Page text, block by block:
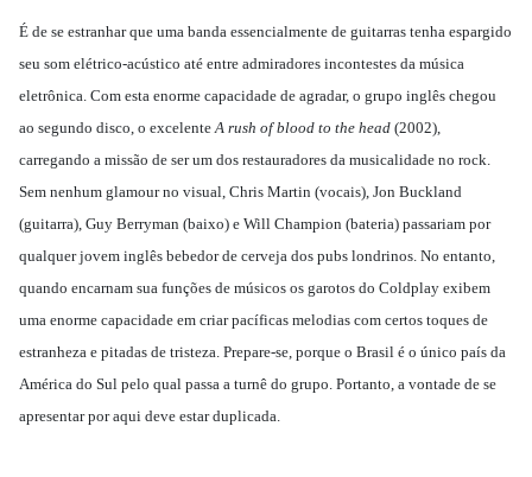
É de se estranhar que uma banda essencialmente de guitarras tenha espargido
seu som elétrico-acústico até entre admiradores incontestes da música
eletrônica. Com esta enorme capacidade de agradar, o grupo inglês chegou
ao segundo disco, o excelenteA rush of blood to the head (2002),
carregando a missão de ser um dos restauradores da musicalidade no rock.
Sem nenhum glamour no visual, Chris Martin (vocais), Jon Buckland
(guitarra), Guy Berryman (baixo) e Will Champion (bateria) passariam por
qualquer jovem inglês bebedor de cerveja dos pubs londrinos. No entanto,
quando encarnam sua funções de músicos os garotos do Coldplay exibem
uma enorme capacidade em criar pacíficas melodias com certos toques de
estranheza e pitadas de tristeza. Prepare-se, porque o Brasil é o único país da
América do Sul pelo qual passa a turnê do grupo. Portanto, a vontade de se
apresentar por aqui deve estar duplicada.